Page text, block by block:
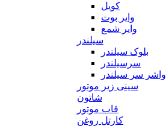
کویل
وایر بوت
وایر شمع
سیلندر
بلوک سیلندر
سرسیلندر
واشر سر سیلندر
سینی زیر موتور
شاتون
قاب موتور
کارتل روغن